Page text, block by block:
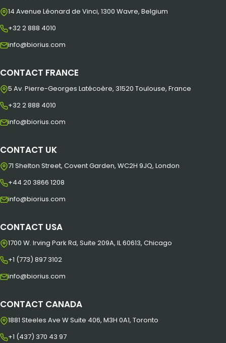
14 Avenue Léonard de Vinci, 1300 Wavre, Belgium
+32 2 888 4010
info@biorius.com
CONTACT FRANCE
5 Av. Pierre-Georges Latécoère, 31520 Toulouse, France
+32 2 888 4010
info@biorius.com
CONTACT UK
71 Shelton Street, Covent Garden, WC2H 9JQ, London
+44 20 3866 1208
info@biorius.com
CONTACT USA
1700 W. Irving Park Rd, Suite 209A, IL 60613, Chicago
+1 (773) 897 3102
info@biorius.com
CONTACT CANADA
1881 Steeles Ave W Suite 406, M3H 0A1, Toronto
+1 (437) 370 43 97